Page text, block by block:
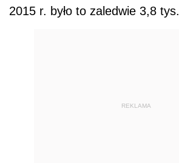
2015 r. było to zaledwie 3,8 tys.
REKLAMA